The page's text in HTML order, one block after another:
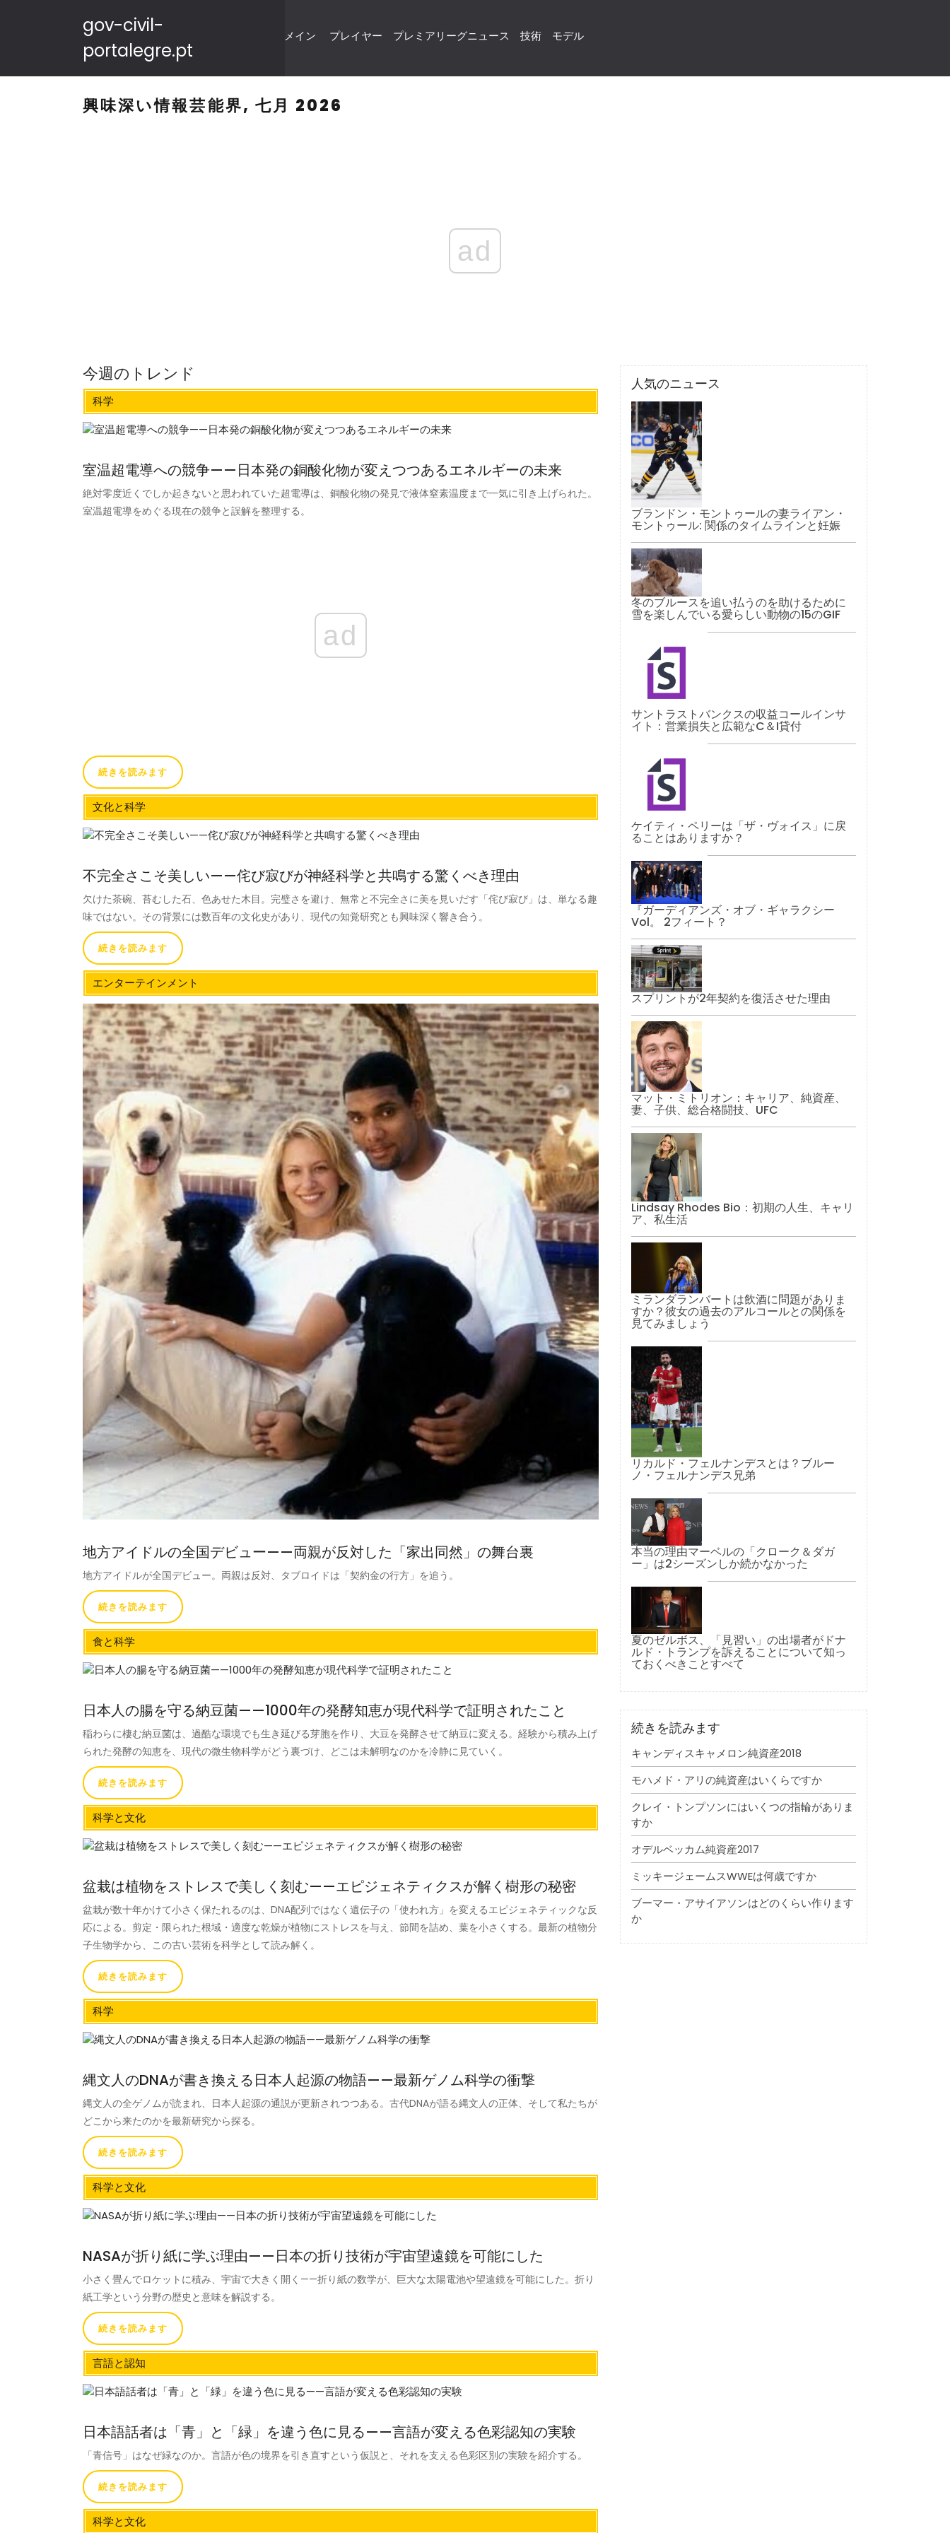
gov-civil-
portalegre.pt
メイン プレイヤー プレミアリーグニュース 技術 モデル
興味深い情報芸能界, 七月 2026
ad
今週のトレンド
科学
室温超電導への競争——日本発の銅酸化物が変えつつあるエネルギーの未来
絶対零度近くでしか起きないと思われていた超電導は、銅酸化物の発見で液体窒素温度まで一気に引き上げられた。
室温超電導をめぐる現在の競争と誤解を整理する。
ad
続きを読みます
文化と科学
不完全さこそ美しい——侘び寂びが神経科学と共鳴する驚くべき理由
欠けた茶碗、苔むした石、色あせた木目。完璧さを避け、無常と不完全さに美を見いだす「侘び寂び」は、単なる趣
味ではない。その背景には数百年の文化史があり、現代の知覚研究とも興味深く響き合う。
続きを読みます
エンターテインメント
地方アイドルの全国デビュー——両親が反対した「家出同然」の舞台裏
地方アイドルが全国デビュー。両親は反対、タブロイドは「契約金の行方」を追う。
続きを読みます
食と科学
日本人の腸を守る納豆菌——1000年の発酵知恵が現代科学で証明されたこと
稲わらに棲む納豆菌は、過酷な環境でも生き延びる芽胞を作り、大豆を発酵させて納豆に変える。経験から積み上げ
られた発酵の知恵を、現代の微生物科学がどう裏づけ、どこは未解明なのかを冷静に見ていく。
続きを読みます
科学と文化
盆栽は植物をストレスで美しく刻む——エピジェネティクスが解く樹形の秘密
盆栽が数十年かけて小さく保たれるのは、DNA配列ではなく遺伝子の「使われ方」を変えるエピジェネティックな反
応による。剪定・限られた根域・適度な乾燥が植物にストレスを与え、節間を詰め、葉を小さくする。最新の植物分
子生物学から、この古い芸術を科学として読み解く。
続きを読みます
科学
縄文人のDNAが書き換える日本人起源の物語——最新ゲノム科学の衝撃
縄文人の全ゲノムが読まれ、日本人起源の通説が更新されつつある。古代DNAが語る縄文人の正体、そして私たちが
どこから来たのかを最新研究から探る。
続きを読みます
科学と文化
NASAが折り紙に学ぶ理由——日本の折り技術が宇宙望遠鏡を可能にした
小さく畳んでロケットに積み、宇宙で大きく開く——折り紙の数学が、巨大な太陽電池や望遠鏡を可能にした。折り
紙工学という分野の歴史と意味を解説する。
続きを読みます
言語と認知
日本語話者は「青」と「緑」を違う色に見る——言語が変える色彩認知の実験
「青信号」はなぜ緑なのか。言語が色の境界を引き直すという仮説と、それを支える色彩区別の実験を紹介する。
続きを読みます
科学と文化
人気のニュース
ブランドン・モントゥールの妻ライアン・
モントゥール: 関係のタイムラインと妊娠
冬のブルースを追い払うのを助けるために
雪を楽しんでいる愛らしい動物の15のGIF
サントラストバンクスの収益コールインサ
イト：営業損失と広範なC＆I貸付
ケイティ・ペリーは「ザ・ヴォイス」に戻
ることはありますか？
『ガーディアンズ・オブ・ギャラクシー
Vol。 2フィート？
スプリントが2年契約を復活させた理由
マット・ミトリオン：キャリア、純資産、
妻、子供、総合格闘技、UFC
Lindsay Rhodes Bio：初期の人生、キャリ
ア、私生活
ミランダランバートは飲酒に問題がありま
すか？彼女の過去のアルコールとの関係を
見てみましょう
リカルド・フェルナンデスとは？ブルー
ノ・フェルナンデス兄弟
本当の理由マーベルの「クローク＆ダガ
ー」は2シーズンしか続かなかった
夏のゼルボス、「見習い」の出場者がドナ
ルド・トランプを訴えることについて知っ
ておくべきことすべて
続きを読みます
キャンディスキャメロン純資産2018
モハメド・アリの純資産はいくらですか
クレイ・トンプソンにはいくつの指輪がありま
すか
オデルベッカム純資産2017
ミッキージェームスWWEは何歳ですか
ブーマー・アサイアソンはどのくらい作ります
か